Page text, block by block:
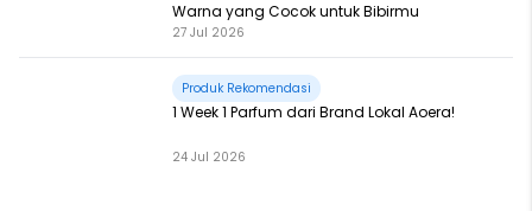
Warna yang Cocok untuk Bibirmu
27 Jul 2026
Produk Rekomendasi
1 Week 1 Parfum dari Brand Lokal Aoera!
24 Jul 2026